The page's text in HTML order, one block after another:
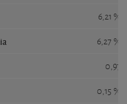
6,21 %
6,27 %
0,97
0,15 %